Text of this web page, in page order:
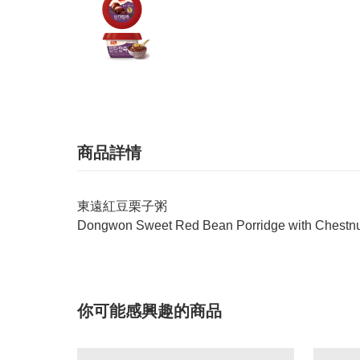
商品詳情
東遠紅豆栗子粥
Dongwon Sweet Red Bean Porridge with
你可能感興趣的商品